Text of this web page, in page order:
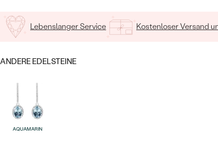
Meistverkaufte
Eheringe
MIT SALT AND PEPPER DIAMANTEN
NACH MATERIAL
GOLD
PLATIN
DIAMANTSCHMUCK
DIAMANTEN
PERLENSCHMUCK
LUXURIÖSE
NACH PREIS
LUXURIÖSE
Lebenslanger Service Kostenloser Versand
ANDERE EDELSTEINE
AQUAMARIN